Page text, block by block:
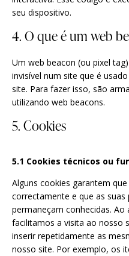
seu dispositivo.
4. O que é um web
Um web beacon (ou pixel
invisível num site que é
site. Para fazer isso, são
utilizando web beacons.
5. Cookies
5.1 Cookies técnicos ou
Alguns cookies garantem
correctamente e que as
permaneçam conhecidas.
facilitamos a visita ao nosso
inserir repetidamente as
nosso site. Por exemplo, os